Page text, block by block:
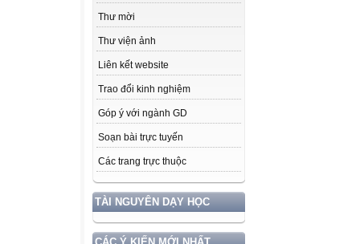
Thư mời
Thư viện ảnh
Liên kết website
Trao đổi kinh nghiệm
Góp ý với ngành GD
Soạn bài trực tuyến
Các trang trực thuộc
TÀI NGUYÊN DẠY HỌC